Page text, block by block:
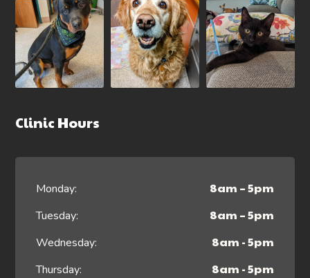
Clinic Hours
Monday: 8am – 5pm
Tuesday: 8am – 5pm
Wednesday: 8am - 5pm
Thursday: 8am - 5pm